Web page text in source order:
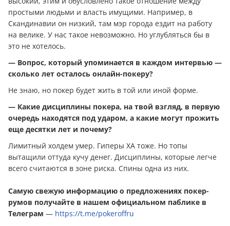
простыми людьми и власть имущими. Например, в
Скандинавии он низкий, там мэр города ездит на работу
на велике. У нас такое невозможно. Но углубляться бы в
это не хотелось.
— Вопрос, который упоминается в каждом интервью —
сколько лет осталось онлайн-покеру?
Не знаю, но покер будет жить в той или иной форме.
— Какие дисциплины покера, на твой взгляд, в первую
очередь находятся под ударом, а какие могут прожить
еще десятки лет и почему?
Лимитный холдем умер. Гиперы ХА тоже. Но топы
вытащили оттуда кучу дeнeг. Дисциплины, которые легче
всего считаются в зоне риска. Спины одна из них.
Самую свежую информацию о предложениях покер-
румов получайте в нашем официальном паблике в
Телеграм — https://t.me/pokeroffru